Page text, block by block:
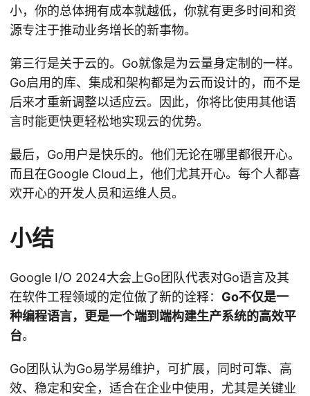
小，你的总体拥有成本就越低，你就有更多时间和资
源专注于推动业务增长的新事物。
第三行是关于云的。Go就像是为云量身定制的一样。
Go启用的库、集成和架构都是为云而设计的，而不是
后来才重新调整以适应云。因此，你将比使用其他语
言时能更快更轻松地实现云的优势。
最后，Go用户是快乐的。他们无论在哪里都很开心。
而且在Google Cloud上，他们尤其开心。每个人都喜
欢开心的开发人员和运维人员。
小结
Google I/O 2024大会上Go团队代表对Go语言及其
在软件工程领域的定位做了新的诠释： Go不仅是一
种编程语言，更是一个端到端构建生产系统的高效平
台。
Go团队认为Go易学易维护，可扩展，同时可靠、高
效、稳定和安全，适合在企业中使用，尤其是关键业